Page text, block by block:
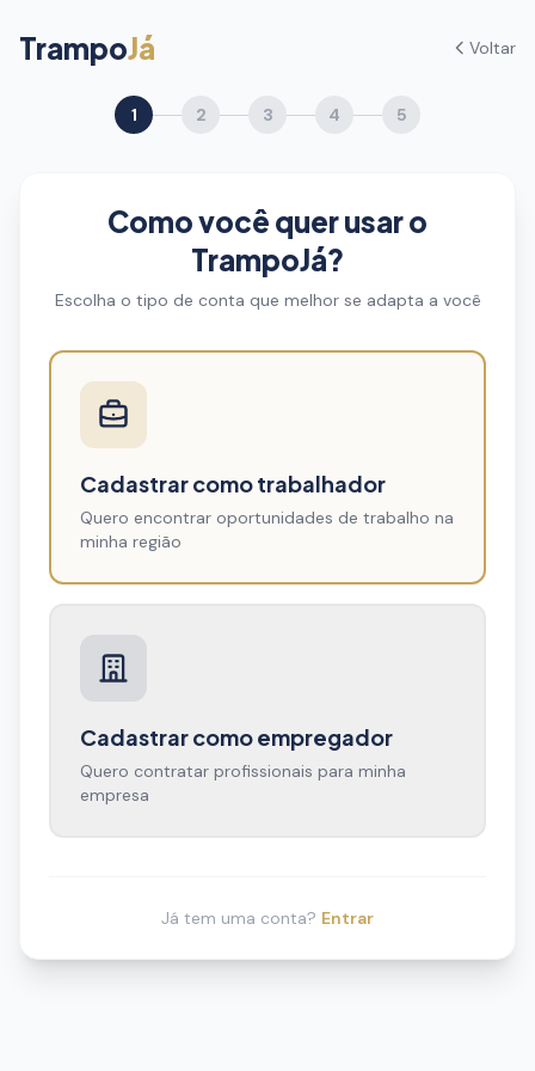
TrampoJá Voltar
1 2 3 4 5
Como você quer usar o
TrampoJá?
Escolha o tipo de conta que melhor se adapta a você
Cadastrar como trabalhador
Quero encontrar oportunidades de trabalho na
minha região
Cadastrar como empregador
Quero contratar profissionais para minha
empresa
Já tem uma conta? Entrar